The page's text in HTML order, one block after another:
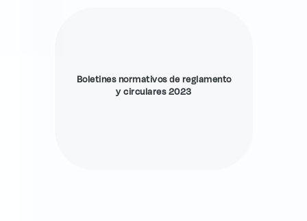
Boletines normativos de reglamento
y circulares 2023